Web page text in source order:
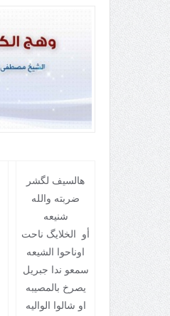
هالسيف لگشر
ضربته والله
شنيعه
أو الخلايگ ناحت
اوناحوا الشيعه
سمعو ندا جبريل
يصرخ بالمصيبه
او شالوا الواليه